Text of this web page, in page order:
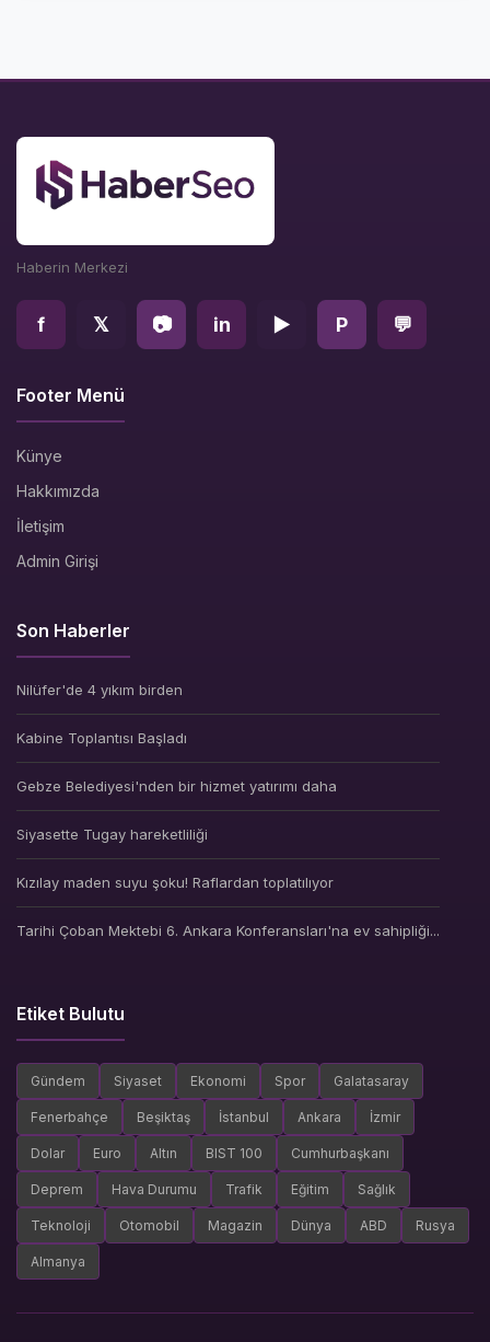
Haberin Merkezi
f 𝕏 📷 in ▶ P 💬
Footer Menü
Künye
Hakkımızda
İletişim
Admin Girişi
Son Haberler
Nilüfer'de 4 yıkım birden
Kabine Toplantısı Başladı
Gebze Belediyesi'nden bir hizmet yatırımı daha
Siyasette Tugay hareketliliği
Kızılay maden suyu şoku! Raflardan toplatılıyor
Tarihi Çoban Mektebi 6. Ankara Konferansları'na ev sahipliği...
Etiket Bulutu
Gündem Siyaset Ekonomi Spor Galatasaray
Fenerbahçe Beşiktaş İstanbul Ankara İzmir
Dolar Euro Altın BIST 100 Cumhurbaşkanı
Deprem Hava Durumu Trafik Eğitim Sağlık
Teknoloji Otomobil Magazin Dünya ABD Rusya
Almanya